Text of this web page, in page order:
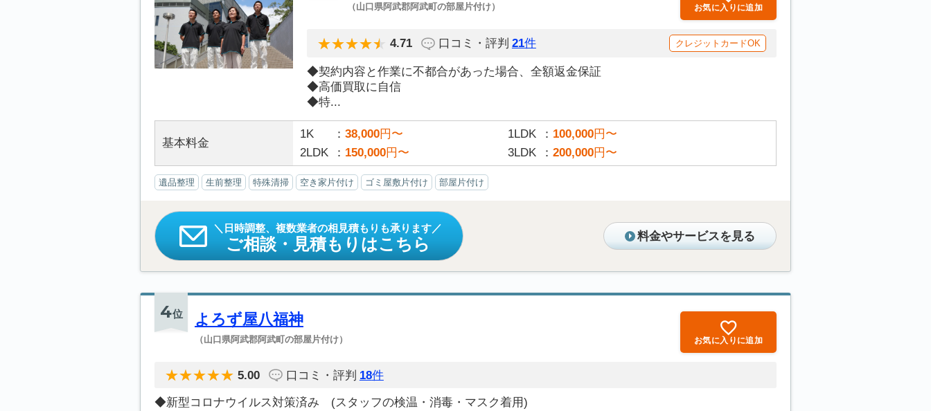
（山口県阿武郡阿武町の部屋片付け） お気に入りに追加
4.71 口コミ・評判 21件 クレジットカードOK
◆契約内容と作業に不都合があった場合、全額返金保証
◆高価買取に自信
◆特...
基本料金
1K 38,000円〜 1LDK 100,000円〜
2LDK
150,000円〜 3LDK 200,000円〜
遺品整理 生前整理 特殊清掃 空き家片付け ゴミ屋敷片付け 部屋片付け
日時調整、複数業者の相見積もりも承ります
ご相談・見積もりはこちら 料金やサービスを見る
4位 よろず屋八福神
（山口県阿武郡阿武町の部屋片付け） お気に入りに追加
5.00 口コミ・評判 18件
◆新型コロナウイルス対策済み (スタッフの検温・消毒・マスク着用)